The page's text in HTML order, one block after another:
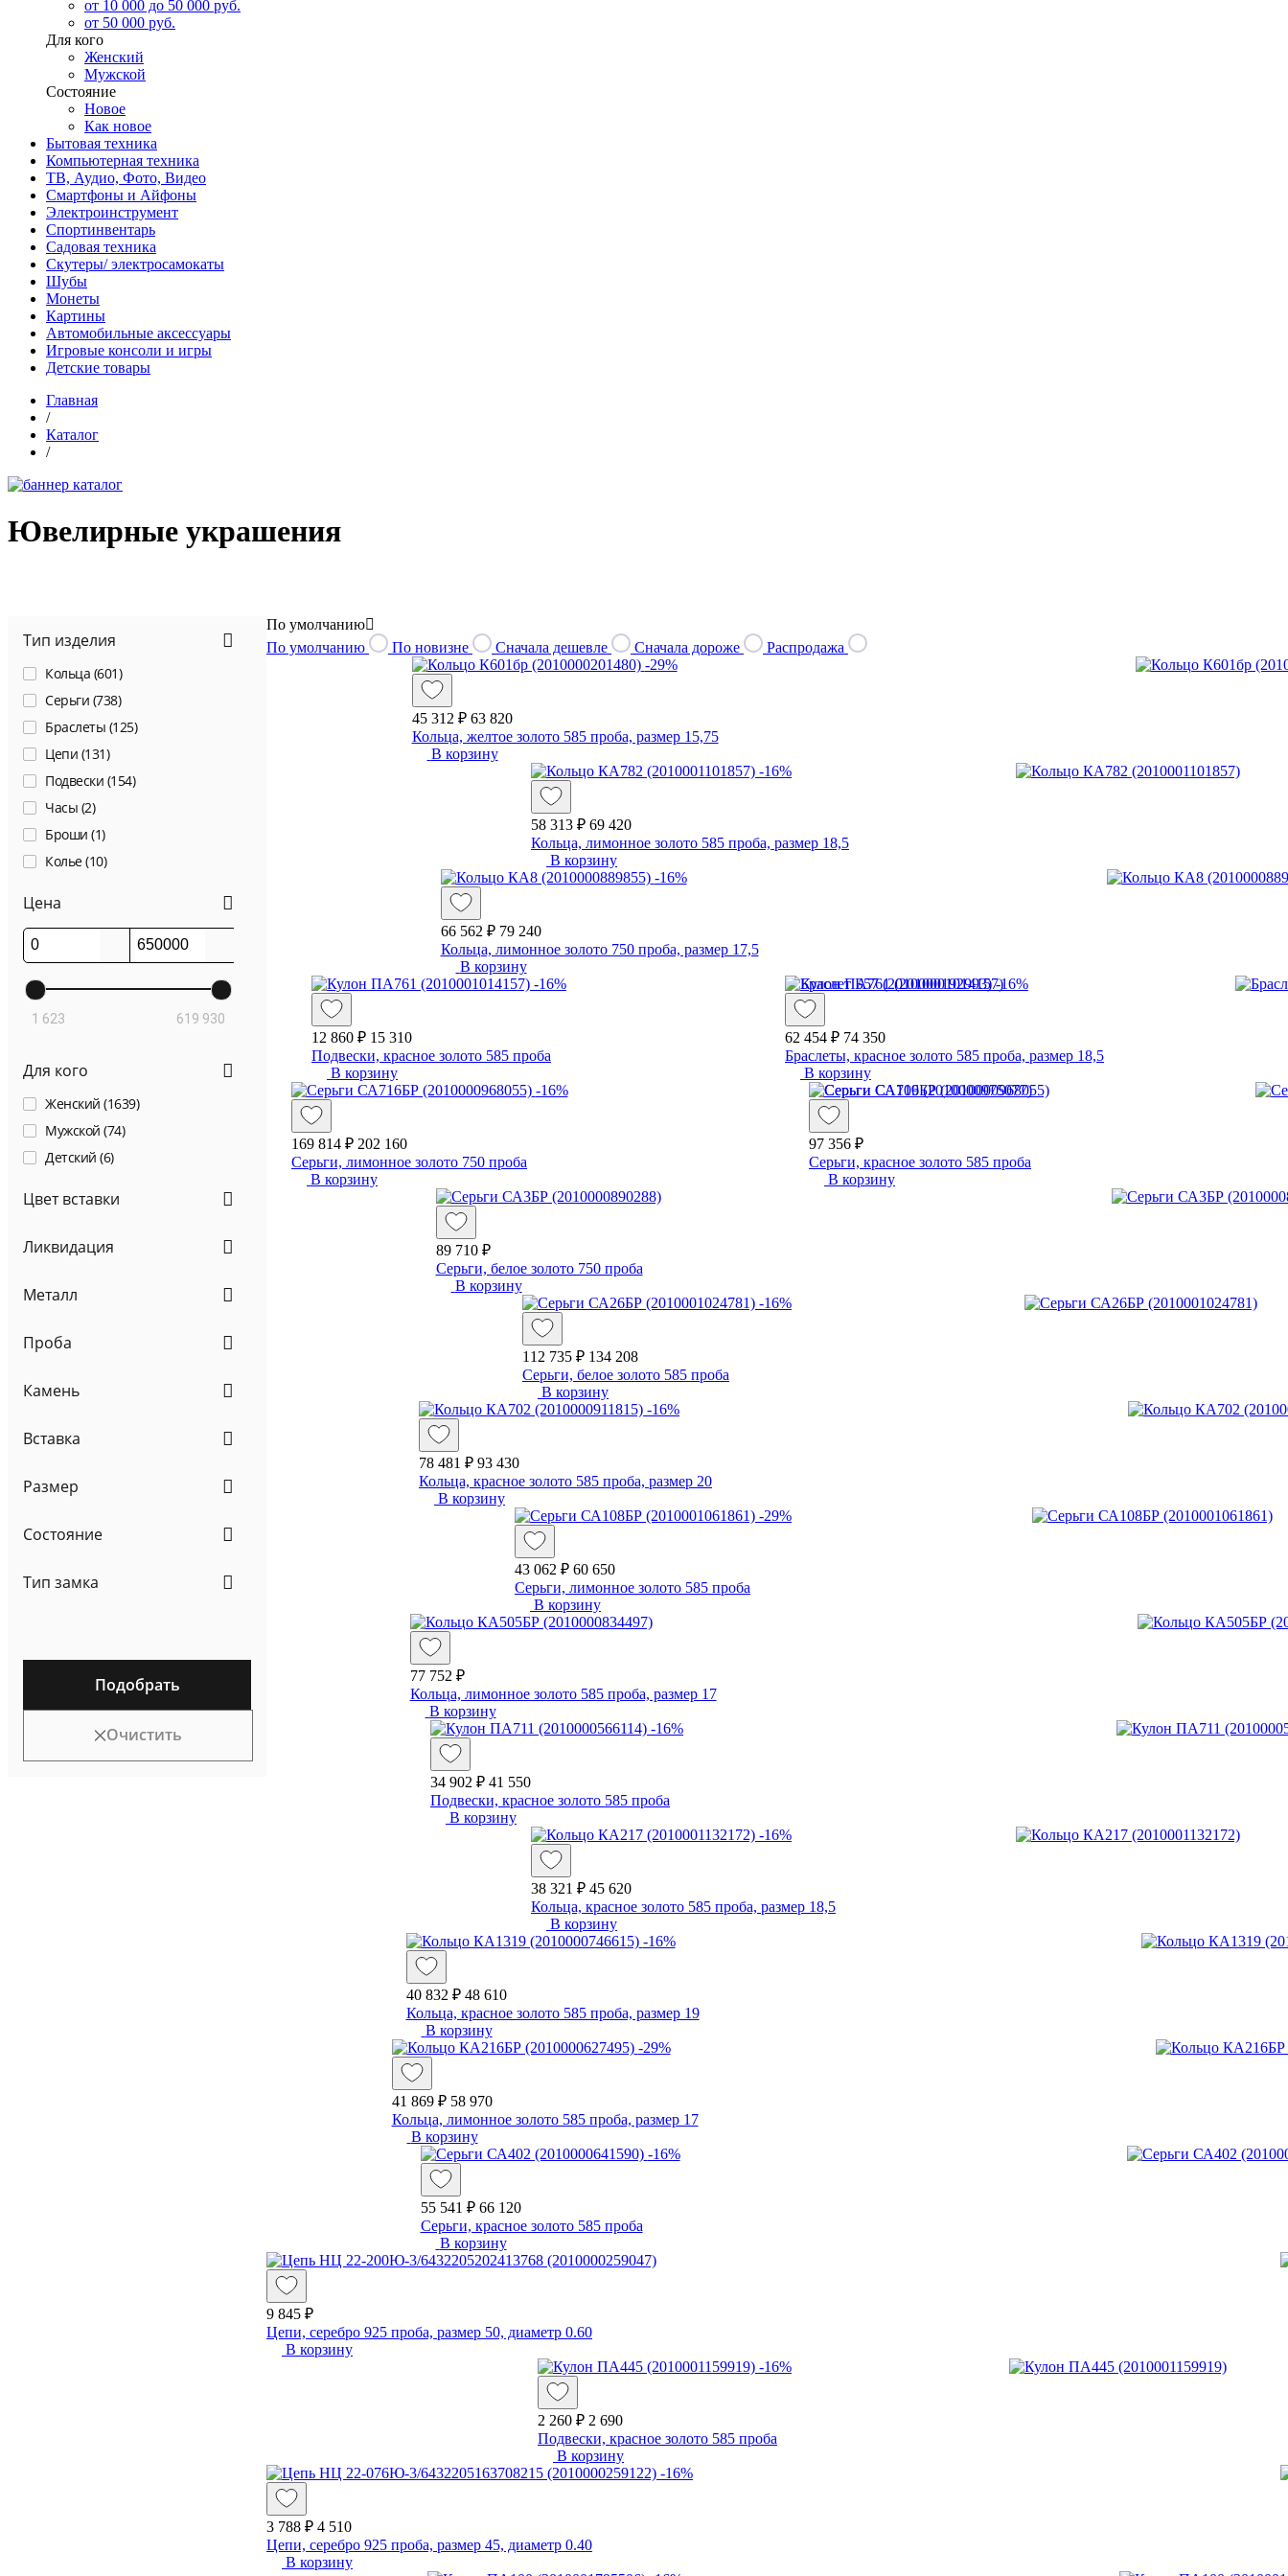
от 10 000 до 50 000 руб.
от 50 000 руб.
Для кого
Женский
Мужской
Состояние
Новое
Как новое
Бытовая техника
Компьютерная техника
ТВ, Аудио, Фото, Видео
Смартфоны и Айфоны
Электроинструмент
Спортинвентарь
Садовая техника
Скутеры/ электросамокаты
Шубы
Монеты
Картины
Автомобильные аксессуары
Игровые консоли и игры
Детские товары
Главная
/
Каталог
/
Ювелирные украшения
Тип изделия
Кольца (601)
Серьги (738)
Браслеты (125)
Цепи (131)
Подвески (154)
Часы (2)
Броши (1)
Колье (10)
Цена
1 623 619 930
Для кого
Женский (1639)
Мужской (74)
Детский (6)
Цвет вставки
Ликвидация
Металл
Проба
Камень
Вставка
Размер
Состояние
Тип замка
Подобрать
Очистить
По умолчанию
По умолчанию
По новизне Сначала дешевле Сначала дороже
Распродажа
-29%
45 312 ₽ 63 820
Кольца, желтое золото 585 проба, размер 15,75
В корзину
-16%
58 313 ₽ 69 420
Кольца, лимонное золото 585 проба, размер 18,5
В корзину
-16%
66 562 ₽ 79 240
Кольца, лимонное золото 750 проба, размер 17,5
В корзину
-16%
12 860 ₽ 15 310
Подвески, красное золото 585 проба
В корзину
-16%
62 454 ₽ 74 350
Браслеты, красное золото 585 проба, размер 18,5
В корзину
-16%
169 814 ₽ 202 160
Серьги, лимонное золото 750 проба
В корзину
97 356 ₽
Серьги, красное золото 585 проба
В корзину
89 710 ₽
Серьги, белое золото 750 проба
В корзину
-16%
112 735 ₽ 134 208
Серьги, белое золото 585 проба
В корзину
-16%
78 481 ₽ 93 430
Кольца, красное золото 585 проба, размер 20
В корзину
-29%
43 062 ₽ 60 650
Серьги, лимонное золото 585 проба
В корзину
77 752 ₽
Кольца, лимонное золото 585 проба, размер 17
В корзину
-16%
34 902 ₽ 41 550
Подвески, красное золото 585 проба
В корзину
-16%
38 321 ₽ 45 620
Кольца, красное золото 585 проба, размер 18,5
В корзину
-16%
40 832 ₽ 48 610
Кольца, красное золото 585 проба, размер 19
В корзину
-29%
41 869 ₽ 58 970
Кольца, лимонное золото 585 проба, размер 17
В корзину
-16%
55 541 ₽ 66 120
Серьги, красное золото 585 проба
В корзину
9 845 ₽
Цепи, серебро 925 проба, размер 50, диаметр 0.60
В корзину
-16%
2 260 ₽ 2 690
Подвески, красное золото 585 проба
В корзину
-16%
3 788 ₽ 4 510
Цепи, серебро 925 проба, размер 45, диаметр 0.40
В корзину